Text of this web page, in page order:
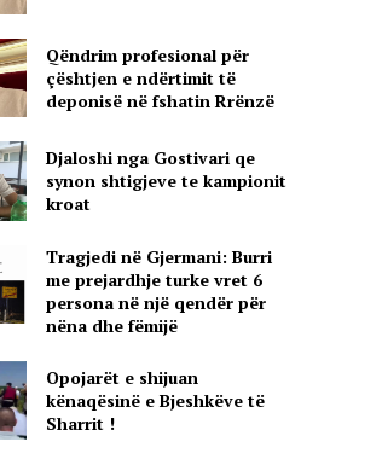
Qëndrim profesional për
çështjen e ndërtimit të
deponisë në fshatin Rrënzë
Djaloshi nga Gostivari qe
synon shtigjeve te kampionit
kroat
Tragjedi në Gjermani: Burri
me prejardhje turke vret 6
persona në një qendër për
nëna dhe fëmijë
Opojarët e shijuan
kënaqësinë e Bjeshkëve të
Sharrit !